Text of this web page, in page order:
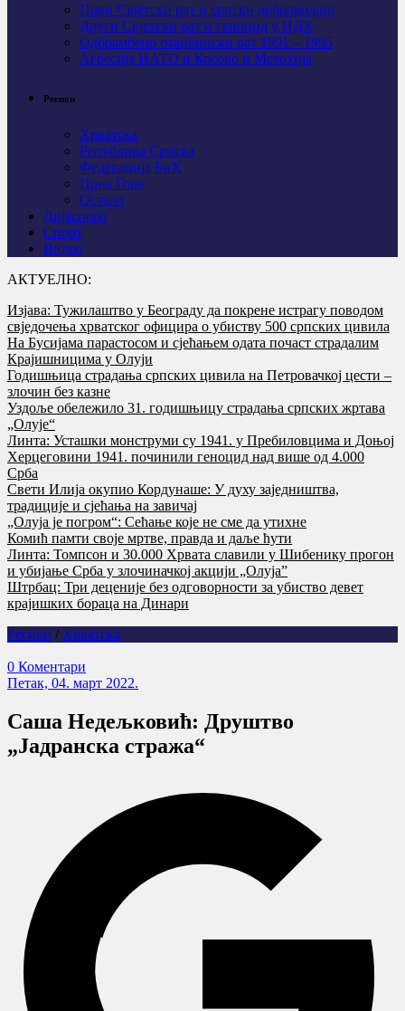
Први Свјeтски рат и српски добровољци
Други Свјетски рат и геноцид у НДХ
Одбрамбено отаџбински рат 1991 – 1995
Агресија НАТО и Косово и Метохија
Регион
Хрватска
Република Српска
Федерација БиХ
Црна Гора
Остало
Дијаспора
Спорт
Видео
АКТУЕЛНО:
Изјава: Тужилаштво у Београду да покрене истрагу поводом
свједочења хрватског официра о убиству 500 српских цивила
На Бусијама парастосом и сјећањем одата почаст страдалим
Крајишницима у Олуји
Годишњица страдања српских цивила на Петровачкој цести –
злочин без казне
Уздоље обележило 31. годишњицу страдања српских жртава
„Олује“
Линта: Усташки монструми су 1941. у Пребиловцима и Доњој
Херцеговини 1941. починили геноцид над више од 4.000
Срба
Свети Илија окупио Кордунаше: У духу заједништва,
традиције и сјећања на завичај
„Олуја је погром“: Сећање које не сме да утихне
Комић памти своје мртве, правда и даље ћути
Линта: Томпсон и 30.000 Хрвата славили у Шибенику прогон
и убијање Срба у злочиначкој акцији „Олуја”
Штрбац: Три деценије без одговорности за убиство девет
крајишких бораца на Динари
Регион / Хрватска
0 Коментари
Петак, 04. март 2022.
Саша Недељковић: Друштво
„Јадранска стража“